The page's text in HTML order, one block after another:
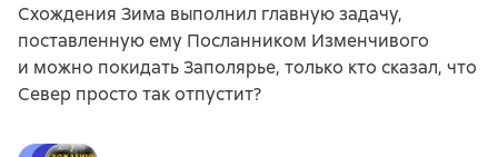
Схождения Зима выполнил главную задачу,
поставленную ему Посланником Изменчивого
и можно покидать Заполярье, только кто сказал, что
Север просто так отпустит?